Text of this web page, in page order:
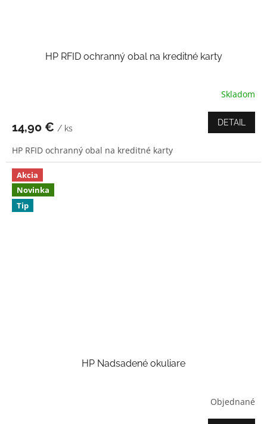
HP RFID ochranný obal na kreditné karty
je
z
5
hviezdičiek.
Skladom
14,90 € / ks
DETAIL
HP RFID ochranný obal na kreditné karty
Akcia
Novinka
Tip
HP Nadsadené okuliare
Objednané